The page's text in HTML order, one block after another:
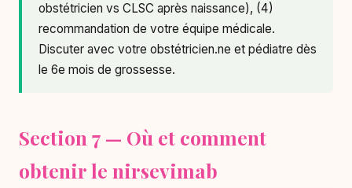
obstétricien vs CLSC après naissance), (4)
recommandation de votre équipe médicale.
Discuter avec votre obstétricien.ne et pédiatre dès
le 6e mois de grossesse.
Section 7 — Où et comment
obtenir le nirsevimab